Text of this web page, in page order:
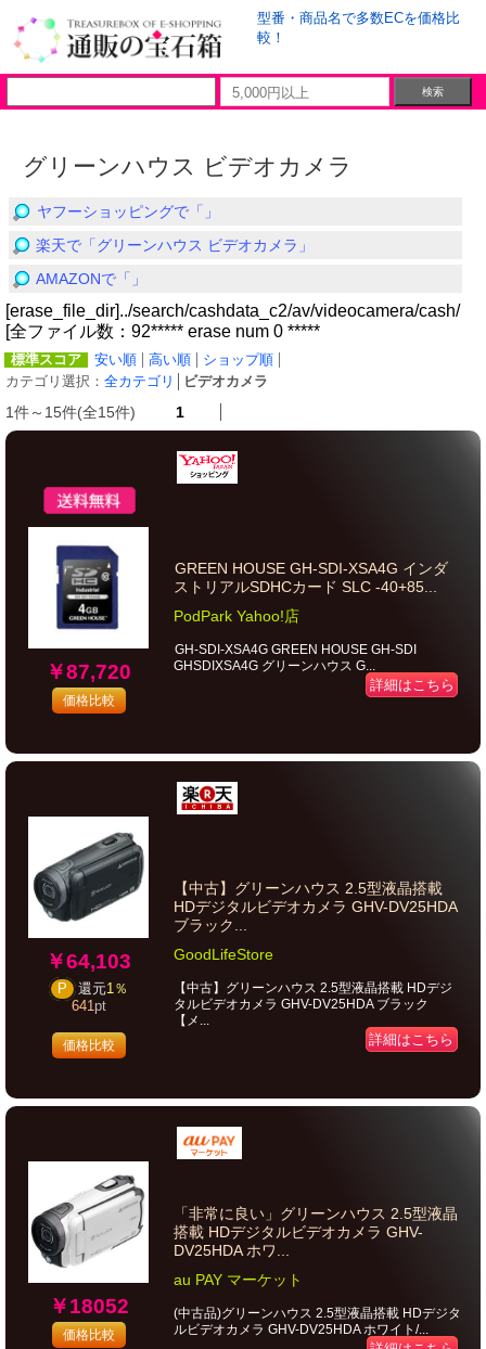
型番・商品名で多数ECを価格比
較！
グリーンハウス ビデオカメラ
ヤフーショッピングで「」
楽天で「グリーンハウス ビデオカメラ」
AMAZONで「」
[erase_file_dir]../search/cashdata_c2/av/videocamera/cash/
[全ファイル数：92***** erase num 0 *****
標準スコア 安い順 高い順
ショップ順
カテゴリ選択： 全カテゴリ ビデオカメラ
1件～15件(全15件) 1
￥87,720
価格比較
GREEN HOUSE GH-SDI-XSA4G インダ
ストリアルSDHCカード SLC -40+85...
PodPark Yahoo!店
GH-SDI-XSA4G GREEN HOUSE GH-SDI
GHSDIXSA4G グリーンハウス G...
詳細はこちら
￥64,103
P 還元1％
641 pt
価格比較
【中古】グリーンハウス 2.5型液晶搭載
HDデジタルビデオカメラ GHV-DV25HDA
ブラック...
GoodLifeStore
【中古】グリーンハウス 2.5型液晶搭載 HDデジ
タルビデオカメラ GHV-DV25HDA ブラック
【メ...
詳細はこちら
￥18052
価格比較
「非常に良い」グリーンハウス 2.5型液晶
搭載 HDデジタルビデオカメラ GHV-
DV25HDA ホワ...
au PAY マーケット
(中古品)グリーンハウス 2.5型液晶搭載 HDデジタ
ルビデオカメラ GHV-DV25HDA ホワイト/...